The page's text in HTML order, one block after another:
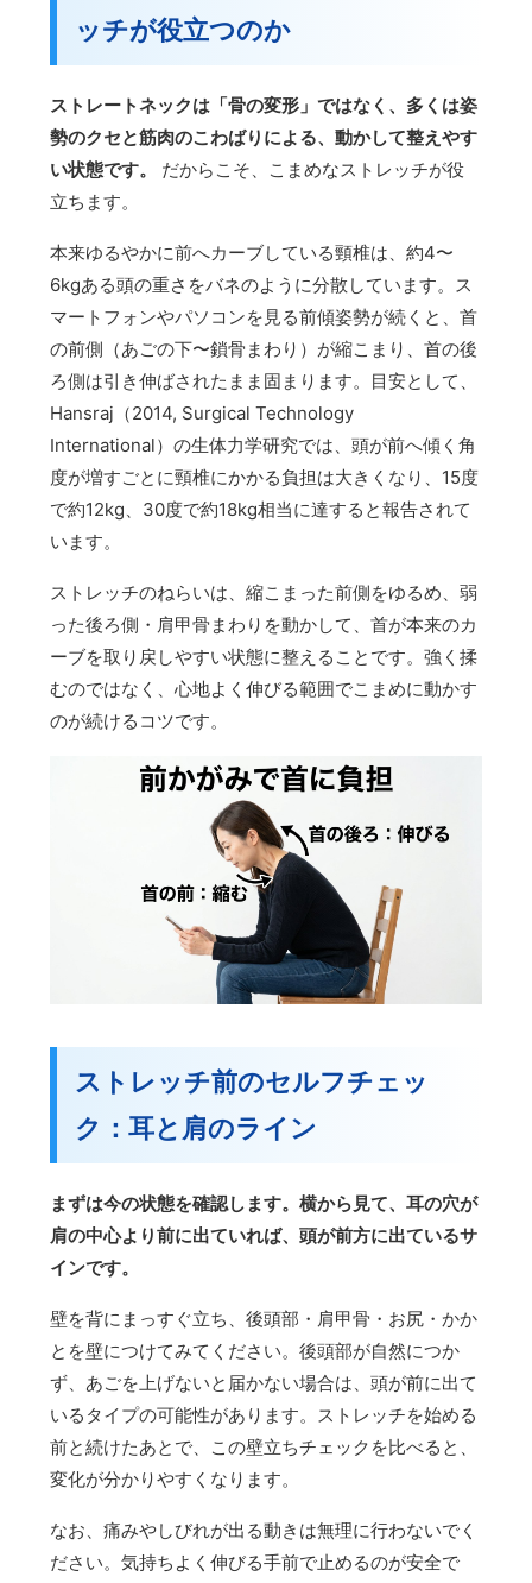
ッチが役立つのか
ストレートネックは「骨の変形」ではなく、多くは姿
勢のクセと筋肉のこわばりによる、動かして整えやす
い状態です。
だからこそ、こまめなストレッチが役
立ちます。
本来ゆるやかに前へカーブしている頸椎は、約4〜
6kgある頭の重さをバネのように分散しています。ス
マートフォンやパソコンを見る前傾姿勢が続くと、首
の前側（あごの下〜鎖骨まわり）が縮こまり、首の後
ろ側は引き伸ばされたまま固まります。目安として、
Hansraj（2014, Surgical Technology
International）の生体力学研究では、頭が前へ傾く角
度が増すごとに頸椎にかかる負担は大きくなり、15度
で約12kg、30度で約18kg相当に達すると報告されて
います。
ストレッチのねらいは、縮こまった前側をゆるめ、弱
った後ろ側・肩甲骨まわりを動かして、首が本来のカ
ーブを取り戻しやすい状態に整えることです。強く揉
むのではなく、心地よく伸びる範囲でこまめに動かす
のが続けるコツです。
ストレッチ前のセルフチェッ
ク：耳と肩のライン
まずは今の状態を確認します。横から見て、耳の穴が
肩の中心より前に出ていれば、頭が前方に出ているサ
インです。
壁を背にまっすぐ立ち、後頭部・肩甲骨・お尻・かか
とを壁につけてみてください。後頭部が自然につか
ず、あごを上げないと届かない場合は、頭が前に出て
いるタイプの可能性があります。ストレッチを始める
前と続けたあとで、この壁立ちチェックを比べると、
変化が分かりやすくなります。
なお、痛みやしびれが出る動きは無理に行わないでく
ださい。気持ちよく伸びる手前で止めるのが安全で